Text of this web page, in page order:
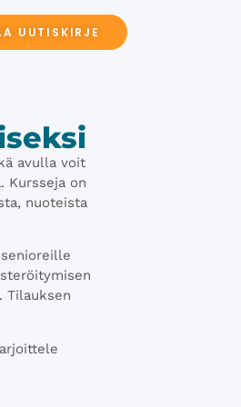
UUTISKIRJE
avulla voit
Kursseja on
nuoteista
Tilauksen